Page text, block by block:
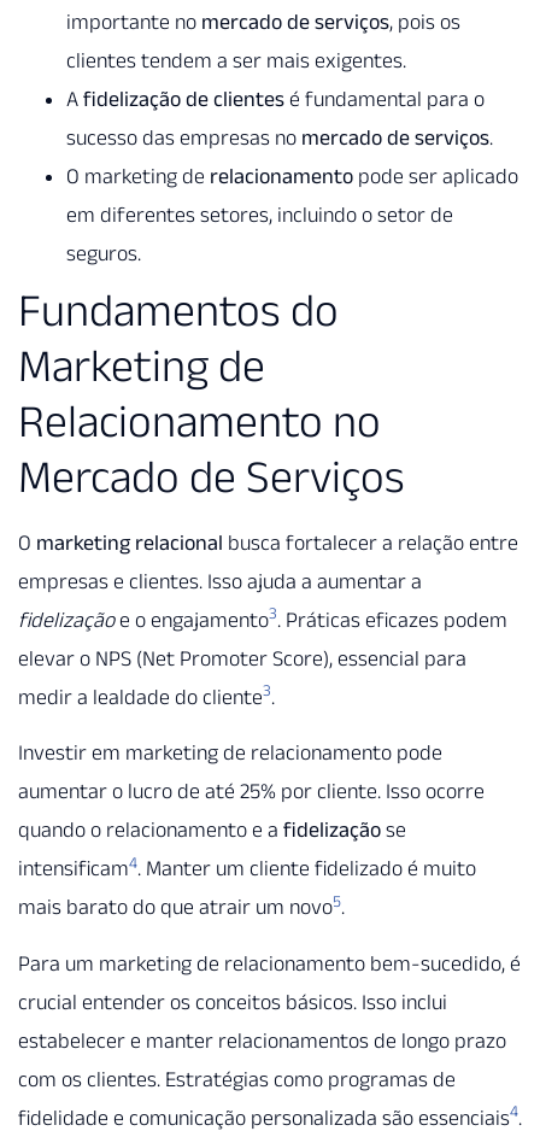
importante no mercado de serviços, pois os
clientes tendem a ser mais exigentes.
A fidelização de clientes é fundamental para o
sucesso das empresas no mercado de serviços.
O marketing de relacionamento pode ser aplicado
em diferentes setores, incluindo o setor de
seguros.
Fundamentos do
Marketing de
Relacionamento no
Mercado de Serviços
O marketing relacional busca fortalecer a relação entre
empresas e clientes. Isso ajuda a aumentar a
fidelizaçãoe o engajamento3. Práticas eficazes podem
elevar o NPS (Net Promoter Score), essencial para
medir a lealdade do cliente3.
Investir em marketing de relacionamento pode
aumentar o lucro de até 25% por cliente. Isso ocorre
quando o relacionamento e a fidelização se
intensificam4. Manter um cliente fidelizado é muito
mais barato do que atrair um novo5.
Para um marketing de relacionamento bem-sucedido, é
crucial entender os conceitos básicos. Isso inclui
estabelecer e manter relacionamentos de longo prazo
com os clientes. Estratégias como programas de
fidelidade e comunicação personalizada são essenciais4.